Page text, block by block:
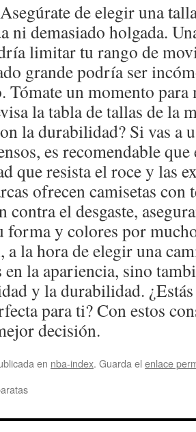
de elegir una
ni demasiado holgada.
limitar tu rango de
grande podría ser
Tómate un momento
la tabla de tallas de la
la durabilidad? Si vas a
es recomendable
que resista el roce y las
ofrecen camisetas con
contra el desgaste,
forma y colores por
a la hora de elegir una
en la apariencia, sino
y la durabilidad.
para ti? Con estos
decisión.
en nba-index. Guarda el enlace